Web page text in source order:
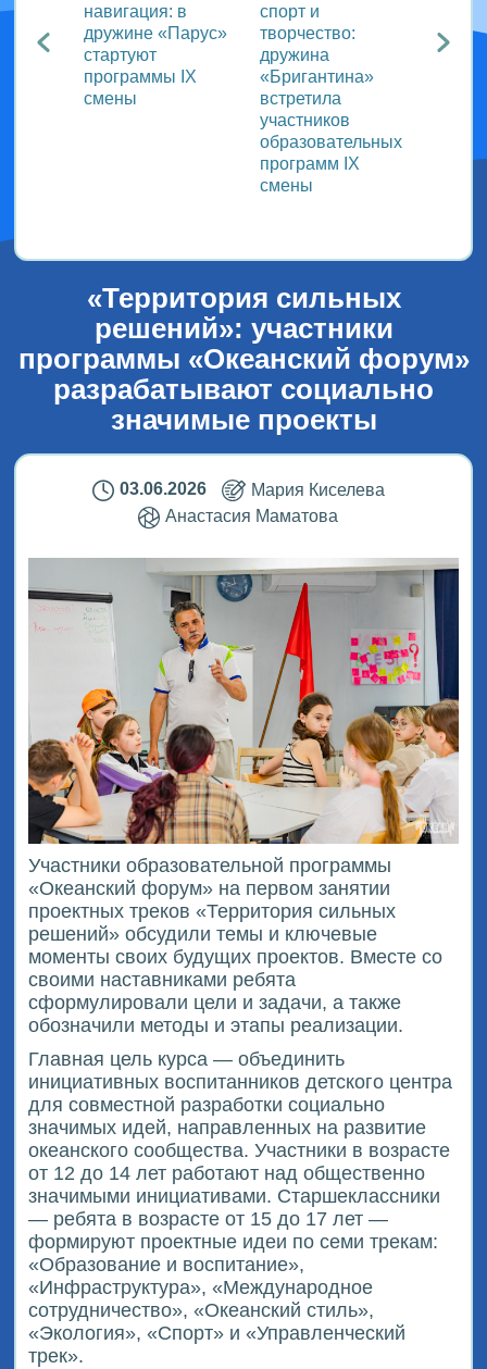
навигация: в
дружине «Парус»
стартуют
программы IX
смены
спорт и
творчество:
дружина
«Бригантина»
встретила
участников
образовательных
программ IX
смены
«Территория сильных
решений»: участники
программы «Океанский форум»
разрабатывают социально
значимые проекты
03.06.2026
Мария Киселева
Анастасия Маматова
Участники образовательной программы
«Океанский форум» на первом занятии
проектных треков «Территория сильных
решений» обсудили темы и ключевые
моменты своих будущих проектов. Вместе со
своими наставниками ребята
сформулировали цели и задачи, а также
обозначили методы и этапы реализации.
Главная цель курса — объединить
инициативных воспитанников детского центра
для совместной разработки социально
значимых идей, направленных на развитие
океанского сообщества. Участники в возрасте
от 12 до 14 лет работают над общественно
значимыми инициативами. Старшеклассники
— ребята в возрасте от 15 до 17 лет —
формируют проектные идеи по семи трекам:
«Образование и воспитание»,
«Инфраструктура», «Международное
сотрудничество», «Океанский стиль»,
«Экология», «Спорт» и «Управленческий
трек».